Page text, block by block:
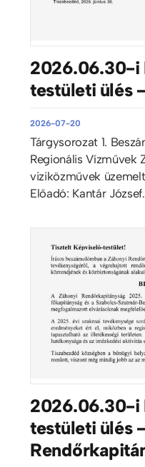
2026.06.30-i
testületi ülés
2026-07-20
Tárgysorozat 1.
Regionális Vízművek
viziközművek
Előadó: Kantár
2026.06.30-i
testületi ülés